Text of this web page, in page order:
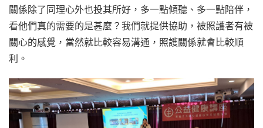
關係除了同理心外也投其所好，多一點傾聽、多一點陪伴，
看他們真的需要的是甚麼？我們就提供協助，被照護者有被
關心的感覺，當然就比較容易溝通，照護關係就會比較順
利。